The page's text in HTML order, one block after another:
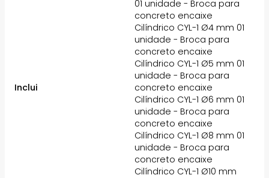
Inclui
01 unidade - Broca para
concreto encaixe
Cilíndrico CYL-1 Ø4 mm 01
unidade - Broca para
concreto encaixe
Cilíndrico CYL-1 Ø5 mm 01
unidade - Broca para
concreto encaixe
Cilíndrico CYL-1 Ø6 mm 01
unidade - Broca para
concreto encaixe
Cilíndrico CYL-1 Ø8 mm 01
unidade - Broca para
concreto encaixe
Cilíndrico CYL-1 Ø10 mm